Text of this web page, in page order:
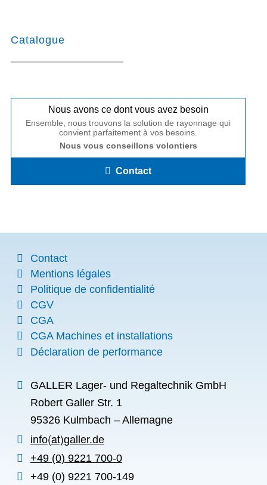
Catalogue
Nous avons ce dont vous avez besoin
Ensemble, nous trouvons la solution de rayonnage qui
convient parfaitement à vos besoins.
Nous vous conseillons volontiers
Contact
Contact
Mentions légales
Politique de confidentialité
CGV
CGA
CGA Machines et installations
Déclaration de performance
GALLER Lager- und Regaltechnik GmbH
Robert Galler Str. 1
95326 Kulmbach – Allemagne
info
galler.de
+49 (0) 9221 700-0
+49 (0) 9221 700-149